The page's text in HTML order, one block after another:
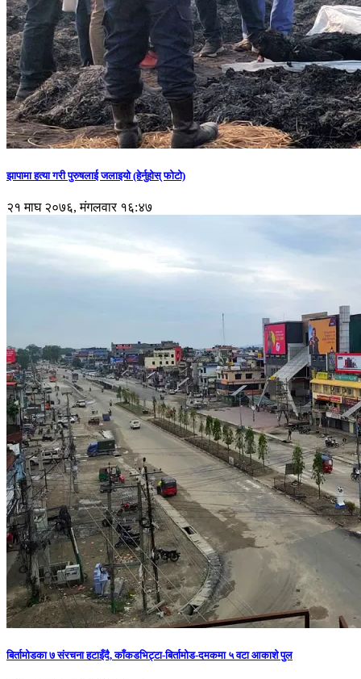
झापामा हत्या गरी पुरुषलाई जलाइयो (हेर्नुहाेस् फाेटाे)
२१ माघ २०७६, मंगलवार १६:४७
बिर्तामोडका ७ संरचना हटाइँदै, काँकडभिट्टा-बिर्तामोड-दमकमा ५ वटा आकाशे पुल